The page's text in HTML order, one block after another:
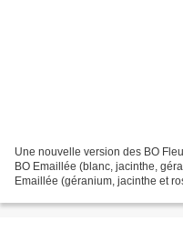
Une nouvelle version des BO
BO Emaillée (blanc, jacinthe,
Emaillée (géranium, jacinthe et